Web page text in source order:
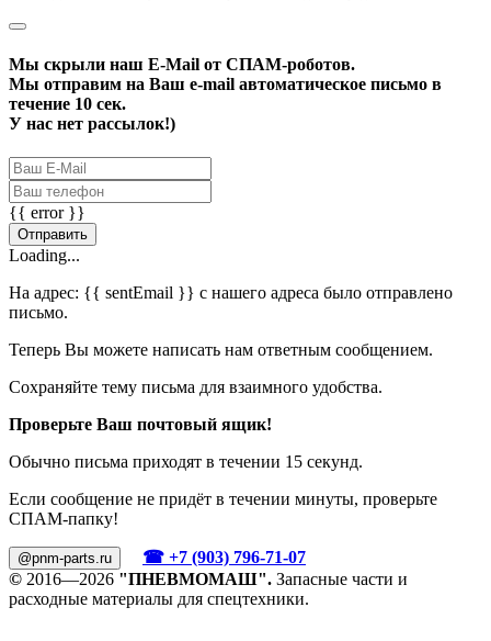
Мы скрыли наш E-Mail от СПАМ-роботов.
Мы отправим на Ваш e-mail автоматическое письмо в
течение 10 сек.
У нас нет рассылок!)
{{ error }}
Отправить
Loading...
На адрес: {{ sentEmail }} с нашего адреса было отправлено
письмо.
Теперь Вы можете написать нам ответным сообщением.
Сохраняйте тему письма для взаимного удобства.
Проверьте Ваш почтовый ящик!
Обычно письма приходят в течении 15 секунд.
Если сообщение не придёт в течении минуты, проверьте
СПАМ-папку!
@pnm-parts.ru
☎ +7 (903) 796-71-07
© 2016—2026 "ПНЕВМОМАШ". Запасные части и
расходные материалы для спецтехники.